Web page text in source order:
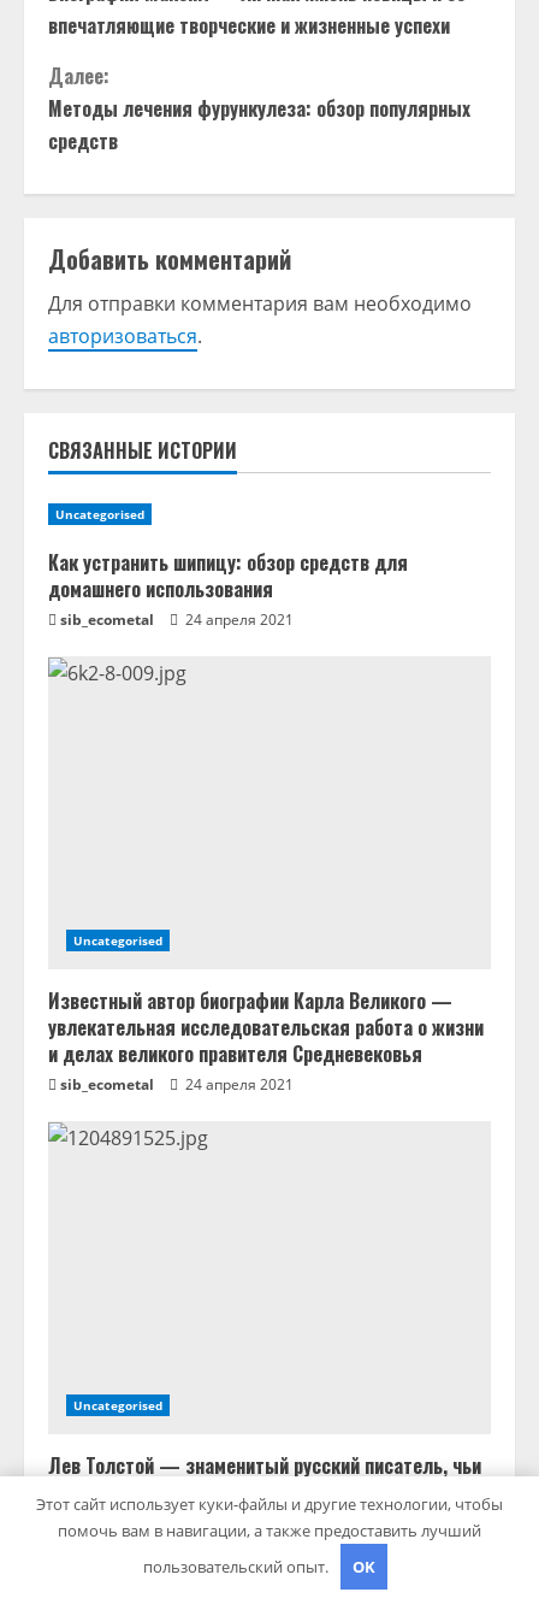
р
о
д
о
ж
и
ч
т
е
н
и
впечатляющие творческие и жизненные успехи
Далее:
Методы лечения фурункулеза: обзор популярных
средств
Добавить комментарий
Для отправки комментария вам необходимо
авторизоваться.
СВЯЗАННЫЕ ИСТОРИИ
Uncategorised
Как устранить шипицу: обзор средств для
домашнего использования
sib_ecometal 24 апреля 2021
Uncategorised
Известный автор биографии Карла Великого —
увлекательная исследовательская работа о жизни
и делах великого правителя Средневековья
sib_ecometal 24 апреля 2021
Uncategorised
Лев Толстой — знаменитый русский писатель, чьи
книги полны приключений, дружбы и настоящих
человеческих ценностей!
Этот сайт использует куки-файлы и другие технологии, чтобы
помочь вам в навигации, а также предоставить лучший
пользовательский опыт.
OK